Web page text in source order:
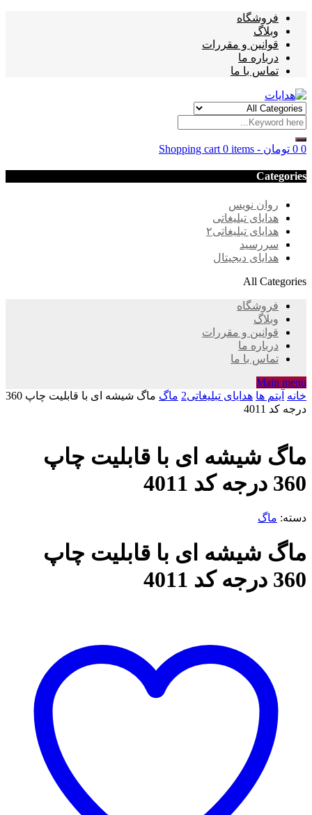
فروشگاه
وبلاگ
قوانین و مقررات
درباره ما
تماس با ما
Shopping cart 0 items - 0 تومان 0
Categories
روان نویس
هدایای تبلیغاتی
هدایای تبلیغاتی۲
سررسید
هدایای دیجیتال
All Categories
فروشگاه
وبلاگ
قوانین و مقررات
درباره ما
تماس با ما
Main menu
خانه آیتم ها هدایای تبلیغاتی2 ماگ
ماگ شیشه ای با قابلیت چاپ 360
درجه کد 4011
ماگ شیشه ای با قابلیت چاپ
360 درجه کد 4011
دسته: ماگ
ماگ شیشه ای با قابلیت چاپ
360 درجه کد 4011